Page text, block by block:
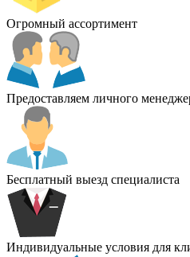
Огромный ассортимент
Предоставляем личного
Бесплатный выезд специалиста
Индивидуальные условия для